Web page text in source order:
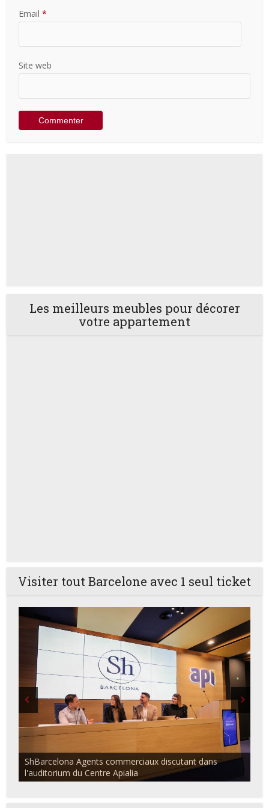
Email *
Site web
Les meilleurs meubles pour décorer
votre appartement
Visiter tout Barcelone avec 1 seul ticket
ShBarcelona Agents commerciaux discutant dans
l'auditorium du Centre Apialia